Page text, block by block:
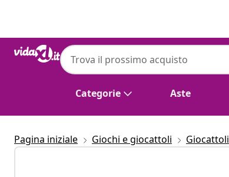
Categorie Aste
Pagina iniziale Giochi e giocattoli Giocattoli